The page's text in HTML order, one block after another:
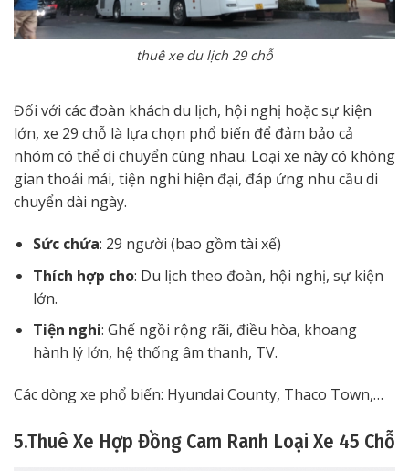
thuê xe du lịch 29 chỗ
Đối với các đoàn khách du lịch, hội nghị hoặc sự kiện
lớn, xe 29 chỗ là lựa chọn phổ biến để đảm bảo cả
nhóm có thể di chuyển cùng nhau. Loại xe này có không
gian thoải mái, tiện nghi hiện đại, đáp ứng nhu cầu di
chuyển dài ngày.
Sức chứa: 29 người (bao gồm tài xế)
Thích hợp cho: Du lịch theo đoàn, hội nghị, sự kiện
lớn.
Tiện nghi: Ghế ngồi rộng rãi, điều hòa, khoang
hành lý lớn, hệ thống âm thanh, TV.
Các dòng xe phổ biến: Hyundai County, Thaco Town,…
5.Thuê Xe Hợp Đồng Cam Ranh Loại Xe 45 Chỗ